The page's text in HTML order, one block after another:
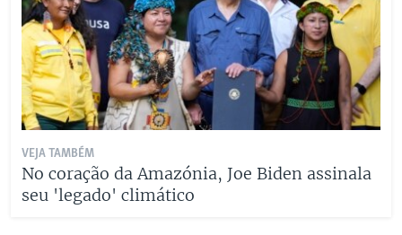
VEJA TAMBÉM
No coração da Amazónia, Joe Biden assinala
seu 'legado' climático